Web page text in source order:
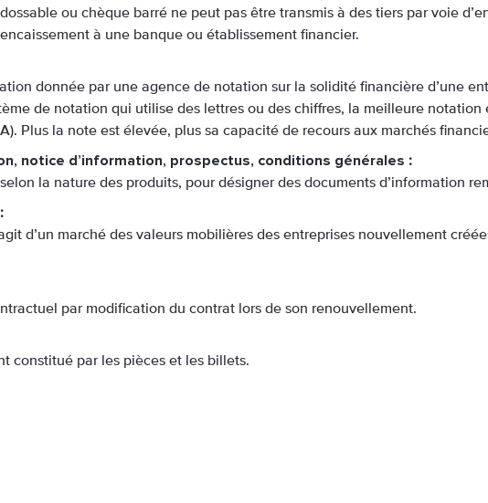
ou chèque barré ne peut pas être transmis à des tiers par voie
à une banque ou établissement financier.
donnée par une agence de notation sur la solidité financière d’une
de notation qui utilise des lettres ou des chiffres, la meilleure
Plus la note est élevée, plus sa capacité de recours aux marchés
notice d’information, prospectus, conditions générales :
selon la nature des produits, pour désigner des documents d’information
:
d’un marché des valeurs mobilières des entreprises nouvellement
par modification du contrat lors de son renouvellement.
constitué par les pièces et les billets.